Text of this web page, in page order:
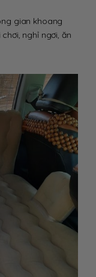
gian khoang
nghỉ ngơi, ăn